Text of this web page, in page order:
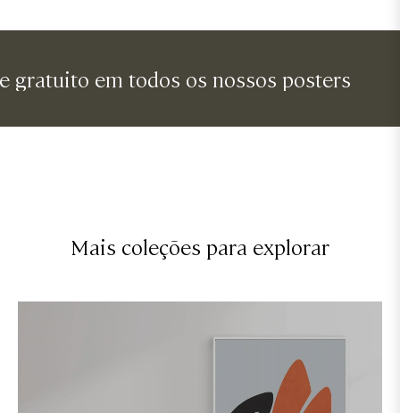
em todos os nossos posters
Mais coleções para explorar